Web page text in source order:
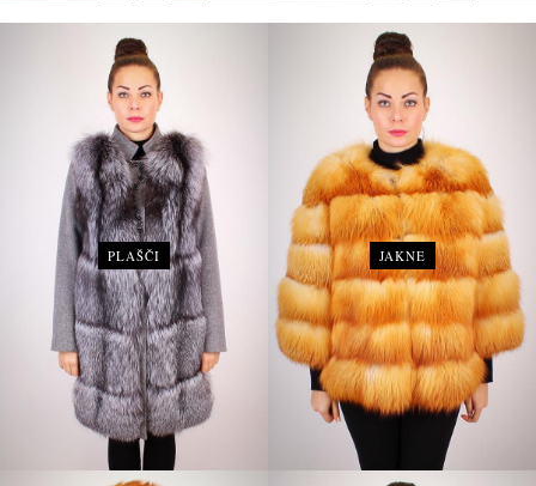
PLAŠČI JAKNE